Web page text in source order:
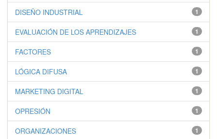
1
DISEÑO INDUSTRIAL
1
EVALUACIÓN DE LOS APRENDIZAJES
1
FACTORES
1
LÓGICA DIFUSA
1
MARKETING DIGITAL
1
OPRESIÓN
1
ORGANIZACIONES